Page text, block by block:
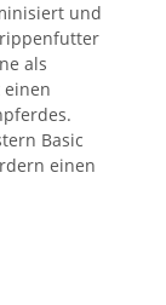
und
als
Basic
einen